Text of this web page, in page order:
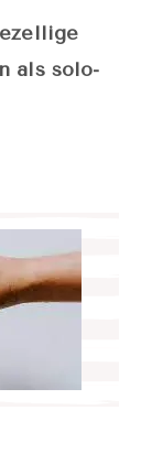
als solo-